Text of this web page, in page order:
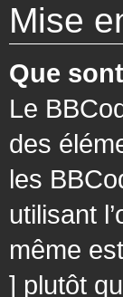
Mise
Que
Le
des
les
utilisant
même
] plutôt